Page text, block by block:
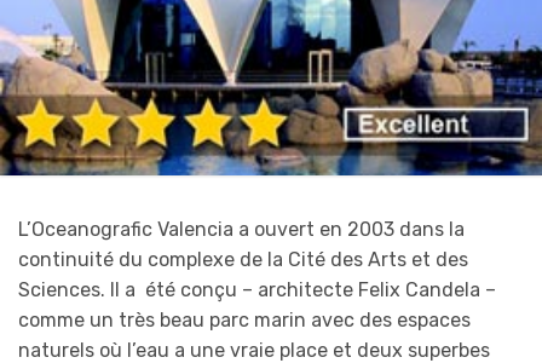
L’Oceanografic Valencia a ouvert en 2003 dans la
continuité du complexe de la Cité des Arts et des
Sciences. Il a été conçu – architecte Felix Candela –
comme un très beau parc marin avec des espaces
naturels où l’eau a une vraie place et deux superbes